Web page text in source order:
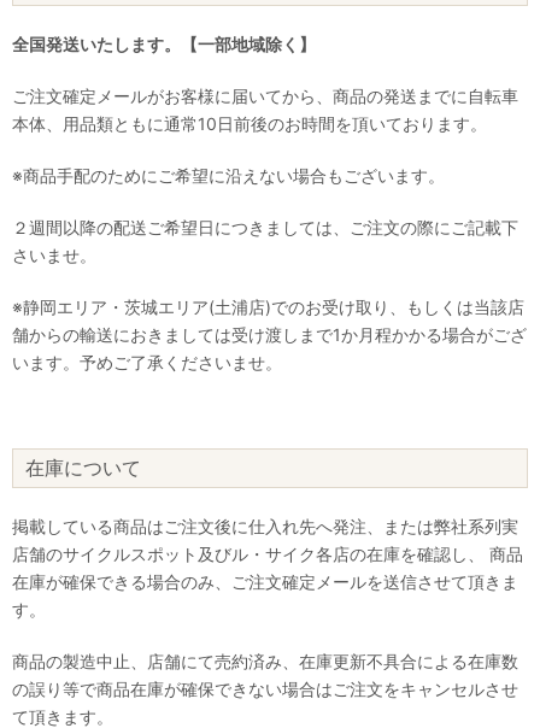
全国発送いたします。【一部地域除く】
ご注文確定メールがお客様に届いてから、商品の発送までに自転車
本体、用品類ともに通常10日前後のお時間を頂いております。
※商品手配のためにご希望に沿えない場合もございます。
２週間以降の配送ご希望日につきましては、ご注文の際にご記載下
さいませ。
※静岡エリア・茨城エリア(土浦店)でのお受け取り、もしくは当該店
舗からの輸送におきましては受け渡しまで1か月程かかる場合がござ
います。予めご了承くださいませ。
在庫について
掲載している商品はご注文後に仕入れ先へ発注、または弊社系列実
店舗のサイクルスポット及びル・サイク各店の在庫を確認し、 商品
在庫が確保できる場合のみ、ご注文確定メールを送信させて頂きま
す。
商品の製造中止、店舗にて売約済み、在庫更新不具合による在庫数
の誤り等で商品在庫が確保できない場合はご注文をキャンセルさせ
て頂きます。